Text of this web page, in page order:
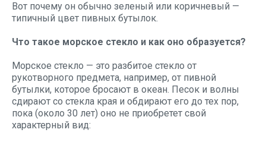
Вот почему он обычно зеленый или коричневый —
типичный цвет пивных бутылок.
Что такое морское стекло и как оно образуется?
Морское стекло — это разбитое стекло от
рукотворного предмета, например, от пивной
бутылки, которое бросают в океан. Песок и волны
сдирают со стекла края и обдирают его до тех пор,
пока (около 30 лет) оно не приобретет свой
характерный вид: